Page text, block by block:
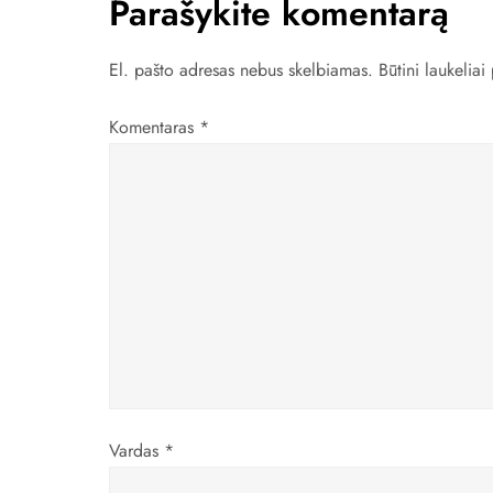
g
a
c
r
Parašykite komentarą
El. pašto adresas nebus skelbiamas. Būtini laukeliai
Komentaras *
Vardas *